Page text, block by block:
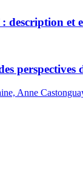
et
perspectives
Anne